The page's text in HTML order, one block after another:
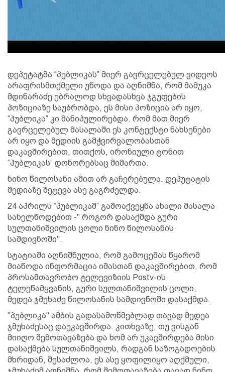
დეპუტატმა “პუბლიკას” მიერ გავრცელებულ ვიდეოს
არაფრისმთქმელი უწოდა და აღნიშნა, რომ მამუკა
მდინარაძე უბრალოდ სხვადასხვა ჯგუფების
პოზიციაზე საუბრობდა, ეს მისი პოზიცია არ იყო,
“პუბლიკა” კი მანიპულირებდა. რომ მათ მიერ
გავრცელებულ მასალაში ეს კონტექსტი ნახსენები
არ იყო და მედიის გამჭვირვალობასთან
დაკავშირებით, თითქოს, ირონიული ტონით
“პუბლიკას” დონორებსაც მიმართა.
ნინო წილოსანი ამით არ გაჩერებულა. დეპუტატის
მედიაზე შეტევა ასე გაგრძელდა.
24 აპრილს “პუბლიკამ” გამოაქვეყნა ახალი მასალა
სახელწოდებით -" როგორ დასაქმდა გური
სულთანიშვილის ცოლი ნინო წილოსანის
სამდივნოში".
სტატიაში აღნიშნულია, რომ გამოცემას წყარომ
მიაწოდა ინფორმაცია იმასთან დაკავშირებით, რომ
პროსამთავრობო ტელევიზიის Postv-ის
ტელეწამყვანის, გური სულთანიშვილის ცოლი,
მედეა ჯმუხაძე წილოსანის სამდივნოში დასაქმდა.
"პუბლიკა" ამბის გადასამოწმებლად თავად მედეა
ჯმუხაძესაც დაუკავშირდა. კითხვაზე, თუ ვისგან
მიიღო შემოთავაზება და ხომ არ უკავშირდება მისი
დასაქმება სულთანიშვილს, რადგან საზოგადოების
მხრიდან, შესაძლოა, ეს ასე ყოფილიყო აღქმული,